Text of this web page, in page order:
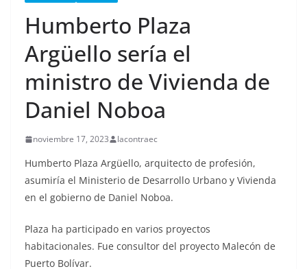
Humberto Plaza
Argüello sería el
ministro de Vivienda de
Daniel Noboa
noviembre 17, 2023 lacontraec
Humberto Plaza Argüello, arquitecto de profesión,
asumiría el Ministerio de Desarrollo Urbano y Vivienda
en el gobierno de Daniel Noboa.
Plaza ha participado en varios proyectos
habitacionales. Fue consultor del proyecto Malecón de
Puerto Bolívar.